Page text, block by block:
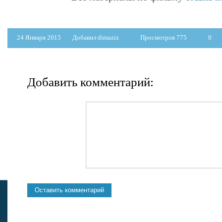
24 Января 2015 Добавил dimaziz Просмотров 775 0
Добавить комментарий: